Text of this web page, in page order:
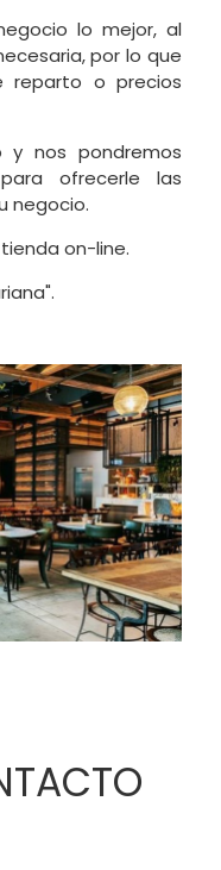
lo mejor, al
por lo que
reparto o precios
y nos pondremos
ofrecerle las
negocio.
on-line.